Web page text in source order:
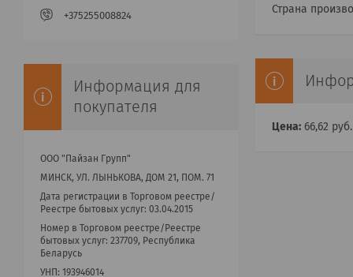
Страна
Цена: 66,62 руб.
+375255008824
Информация для
покупателя
ООО "Пайзан Групп"
МИНСК, УЛ. ЛЫНЬКОВА, ДОМ 21, ПОМ. 71
Дата регистрации в Торговом реестре/
Реестре бытовых услуг: 03.04.2015
Номер в Торговом реестре/Реестре
бытовых услуг: 237709, Республика
Беларусь
УНП: 193946014